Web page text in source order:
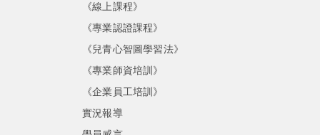
《線上課程》
《專業認證課程》
《兒青心智圖學習法》
《專業師資培訓》
《企業員工培訓》
實況報導